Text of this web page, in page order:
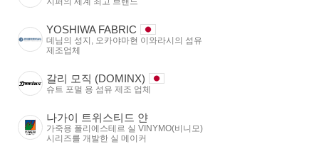
YOSHIWA FABRIC
데님의 성지, 오카야마현 이와라시의 섬유
제조업체
갈리 모직 (DOMINX)
슈트 포멀 용 섬유 제조 업체
나가이 트위스티드 얀
가죽용 폴리에스테르 실 VINYMO(비니모)
시리즈를 개발한 실 메이커